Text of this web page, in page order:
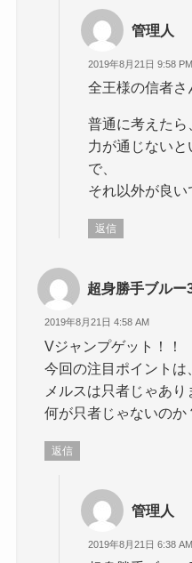
管理人
2019年8月21日 9:58 PM
全王様の信者さ
普通に考えたら
力が通じない
で、
それ以外が良い
返信
超身勝手ブルー
2019年8月21日 4:58 AM
Vジャンプゲット！！
今回の注目ポイントは
メルスは只者じゃあり
何が只者じゃないの
返信
管理人
2019年8月21日 6:38 AM